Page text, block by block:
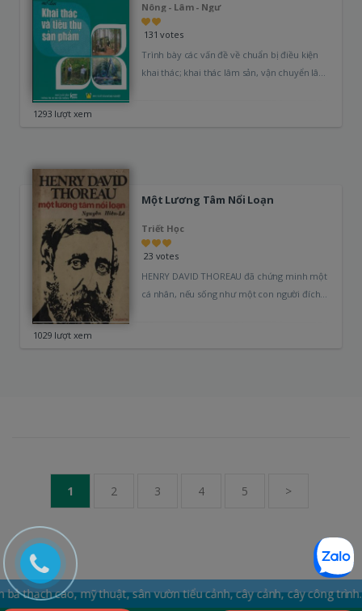
Nông - Lâm - Ngư
131 votes
Trình bày các vấn đề về chuẩn bị điều kiện
khai thác; khai thác lâm sản, vận chuyển lâm
1293 lượt xem
Một Lương Tâm Nổi Loạn
Triết Học
23 votes
HENRY DAVID THOREAU đã chứng minh một
cá nhân, nếu sống như một con người đích
1029 lượt xem
1 2 3 4 5 >
cao, mỹ thuật, sân vườn tiểu cảnh, cây cảnh, cây công trình.